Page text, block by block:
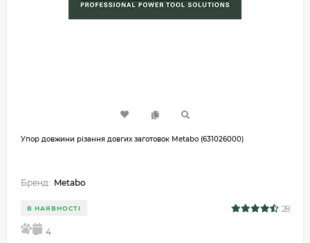
Упор довжини різання довгих заготовок Metabo (631026000)
Бренд: Metabo
В НАЯВНОСТІ 28
5 4